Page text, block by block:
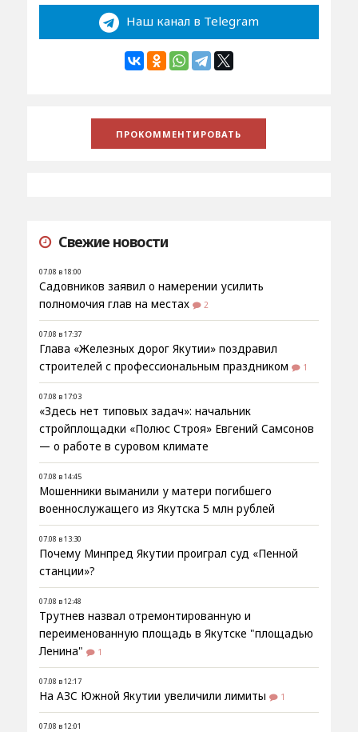
Наш канал в Telegram
Свежие новости
07.08 в 18:00
Садовников заявил о намерении усилить
полномочия глав на местах
2
07.08 в 17:37
Глава «Железных дорог Якутии» поздравил
строителей с профессиональным праздником
1
07.08 в 17:03
«Здесь нет типовых задач»: начальник
стройплощадки «Полюс Строя» Евгений Самсонов
— о работе в суровом климате
07.08 в 14:45
Мошенники выманили у матери погибшего
военнослужащего из Якутска 5 млн рублей
07.08 в 13:30
Почему Минпред Якутии проиграл суд «Пенной
станции»?
07.08 в 12:48
Трутнев назвал отремонтированную и
переименованную площадь в Якутске "площадью
Ленина"
1
07.08 в 12:17
На АЗС Южной Якутии увеличили лимиты 1
07.08 в 12:01